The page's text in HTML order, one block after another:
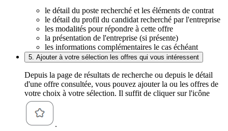
le détail du poste recherché et les éléments de contrat
le détail du profil du candidat recherché par l'entreprise
les modalités pour répondre à cette offre
la présentation de l'entreprise (si présente)
les informations complémentaires le cas échéant
5. Ajouter à votre sélection les offres qui vous intéressent
Depuis la page de résultats de recherche ou depuis le détail
d'une offre consultée, vous pouvez ajouter la ou les offres de
votre choix à votre sélection. Il suffit de cliquer sur l'icône
.